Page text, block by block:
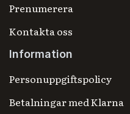
Prenumerera
Kontakta oss
Information
Personuppgiftspolicy
Betalningar med Klarna